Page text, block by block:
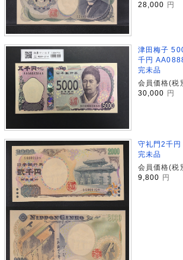
28,000
円
津田梅子
千円
完未品
会員価格(税
30,000 円
守礼門2千
完未品
会員価格(税
9,800 円